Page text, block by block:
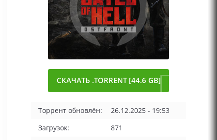
СКАЧАТЬ .TORRENT [44.6 GB]
Торрент обновлён:
26.12.2025 - 19:53
Загрузок:
871